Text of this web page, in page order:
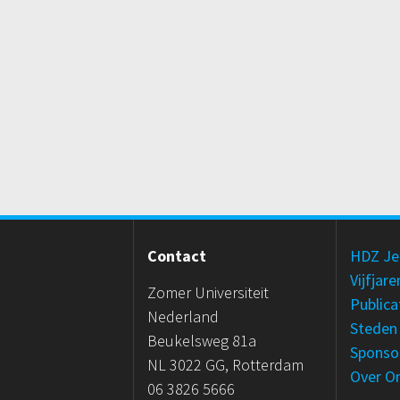
Contact
Zomer Universiteit
Nederland
Beukelsweg 81a
NL 3022 GG, Rotterdam
06 3826 5666
HDZ
Steden
Over